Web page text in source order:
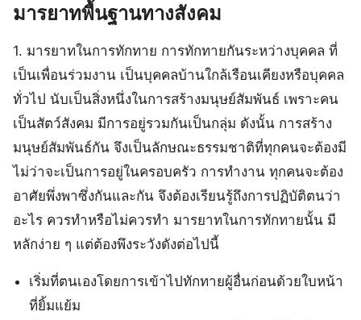
มารยาทพื้นฐานทางสังคม
1. มารยาทในการทักทาย การทักทายกันระหว่างบุคคล ที่
เป็นเพื่อนร่วมงาน เป็นบุคคลบ้านใกล้เรือนเคียงหรือบุคคล
ทั่วไป นับเป็นสิ่งหนึ่งในการสร้างมนุษย์สัมพันธ์ เพราะคน
เป็นสัตว์สังคม มีการอยู่รวมกันเป็นกลุ่ม ดังนั้น การสร้าง
มนุษย์สัมพันธ์กัน จึงเป็นลักษณะธรรมชาติที่ทุกคนจะต้องมี
ไม่ว่าจะเป็นการอยู่ในครอบครัว การทำงาน ทุกคนจะต้อง
อาศัยพึ่งพาซึ่งกันและกัน จึงต้องเรียนรู้ถึงการปฏิบัติตนว่า
อะไร ควรทำหรือไม่ควรทำ มารยาทในการทักทายนั้น มี
หลักง่าย ๆ แต่ต้องพึงระวังดังต่อไปนี้
เริ่มที่ตนเองโดยการเข้าไปทักทายผู้อื่นก่อนด้วยใบหน้า
ที่ยิ้มแย้ม